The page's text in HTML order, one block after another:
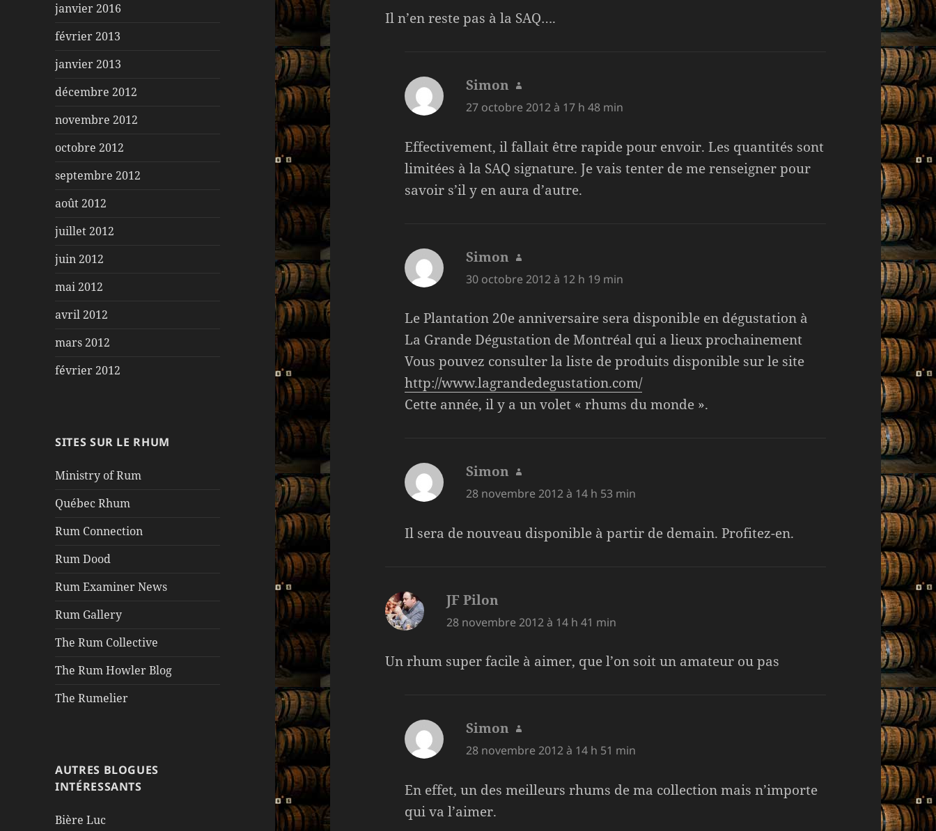
janvier 2016
février 2013
janvier 2013
décembre 2012
novembre 2012
octobre 2012
septembre 2012
août 2012
juillet 2012
juin 2012
mai 2012
avril 2012
mars 2012
février 2012
SITES SUR LE RHUM
Ministry of Rum
Québec Rhum
Rum Connection
Rum Dood
Rum Examiner News
Rum Gallery
The Rum Collective
The Rum Howler Blog
The Rumelier
AUTRES BLOGUES
INTÉRESSANTS
Bière Luc
Il n’en reste pas à la SAQ….
Simon dit :
27 octobre 2012 à 17 h 48 min
Effectivement, il fallait être rapide pour envoir. Les quantités sont
limitées à la SAQ signature. Je vais tenter de me renseigner pour
savoir s’il y en aura d’autre.
Simon dit :
30 octobre 2012 à 12 h 19 min
Le Plantation 20e anniversaire sera disponible en dégustation à
La Grande Dégustation de Montréal qui a lieux prochainement
Vous pouvez consulter la liste de produits disponible sur le site
http://www.lagrandedegustation.com/
Cette année, il y a un volet « rhums du monde ».
Simon dit :
28 novembre 2012 à 14 h 53 min
Il sera de nouveau disponible à partir de demain. Profitez-en.
JF Pilon
28 novembre 2012 à 14 h 41 min
Un rhum super facile à aimer, que l’on soit un amateur ou pas
Simon dit :
28 novembre 2012 à 14 h 51 min
En effet, un des meilleurs rhums de ma collection mais n’importe
qui va l’aimer.